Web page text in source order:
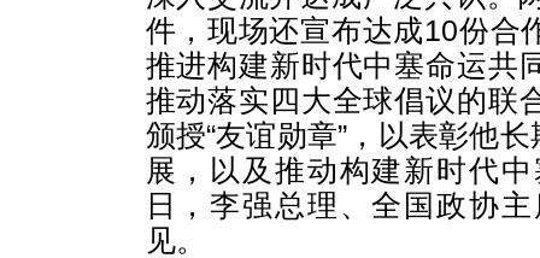
件，现场还宣布达成10份合
推进构建新时代中塞命运共
推动落实四大全球倡议的联
颁授“友谊勋章”，以表彰他
展，以及推动构建新时代
日，李强总理、全国政协
见。